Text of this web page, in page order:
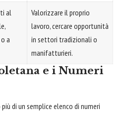
al
a
Valorizzare il proprio
lavoro, cercare opportunità
in settori tradizionali o
manifatturieri.
e i Numeri
di un semplice elenco di numeri